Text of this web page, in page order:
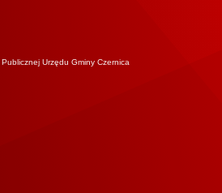
Urzędu Gminy Czernica